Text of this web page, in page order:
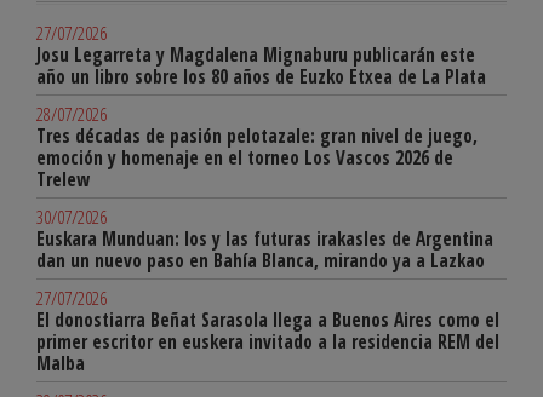
27/07/2026
Josu Legarreta y Magdalena Mignaburu publicarán este
año un libro sobre los 80 años de Euzko Etxea de La Plata
28/07/2026
Tres décadas de pasión pelotazale: gran nivel de juego,
emoción y homenaje en el torneo Los Vascos 2026 de
Trelew
30/07/2026
Euskara Munduan: los y las futuras irakasles de Argentina
dan un nuevo paso en Bahía Blanca, mirando ya a Lazkao
27/07/2026
El donostiarra Beñat Sarasola llega a Buenos Aires como el
primer escritor en euskera invitado a la residencia REM del
Malba